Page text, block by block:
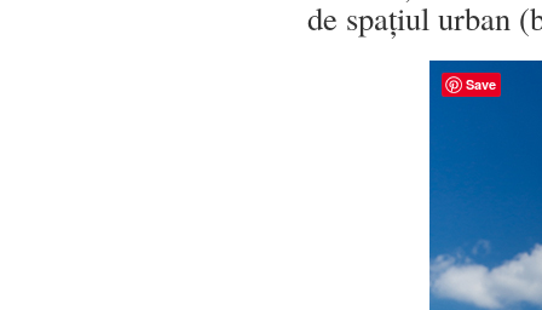
de spațiul urban
Save